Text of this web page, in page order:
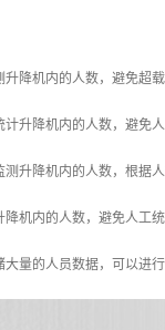
降机内的人数，避免超
升降机内的人数，避免
升降机内的人数，根据
机内的人数，避免人工
量的人员数据，可以进